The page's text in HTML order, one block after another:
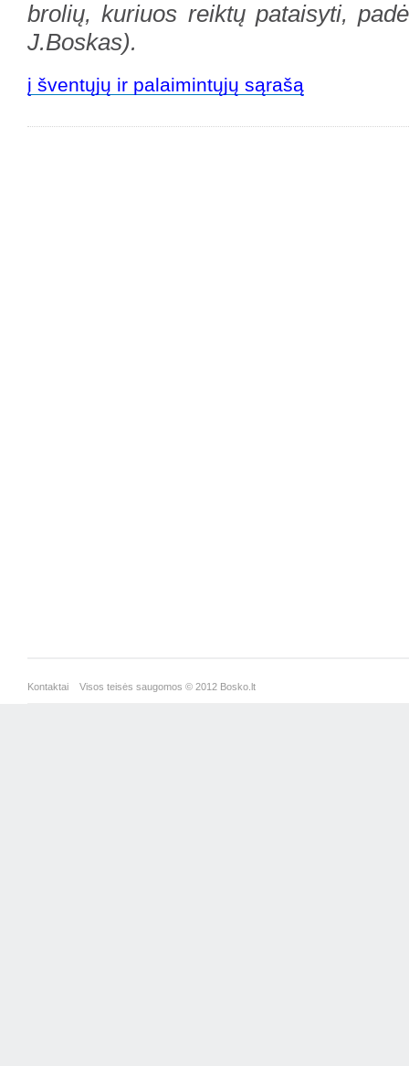
brolių, kuriuos reiktų pataisyti,
J.Boskas).
į šventųjų ir palaimintųjų sąrašą
Kontaktai Visos teisės saugomos © 2012 Bosko.lt